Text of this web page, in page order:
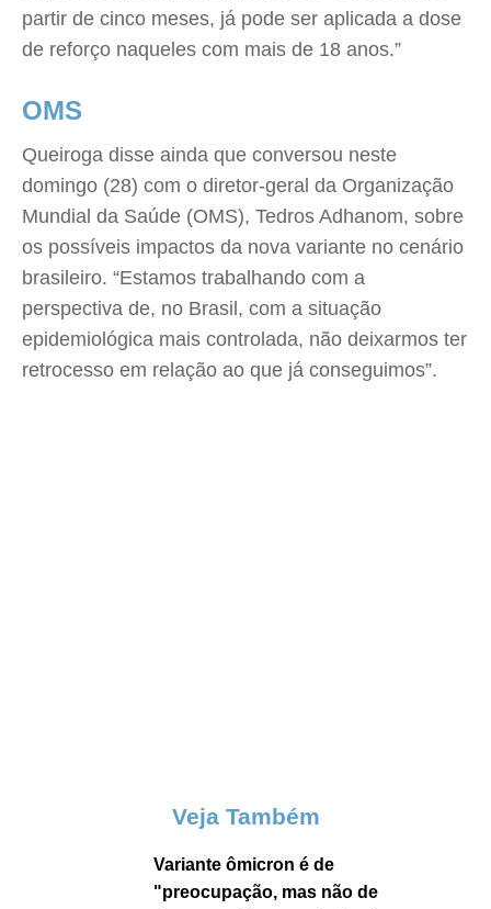
partir de cinco meses, já pode ser aplicada a dose
de reforço naqueles com mais de 18 anos.”
OMS
Queiroga disse ainda que conversou neste
domingo (28) com o diretor-geral da Organização
Mundial da Saúde (OMS), Tedros Adhanom, sobre
os possíveis impactos da nova variante no cenário
brasileiro. “Estamos trabalhando com a
perspectiva de, no Brasil, com a situação
epidemiológica mais controlada, não deixarmos ter
retrocesso em relação ao que já conseguimos”.
Veja Também
Variante ômicron é de
"preocupação, mas não de